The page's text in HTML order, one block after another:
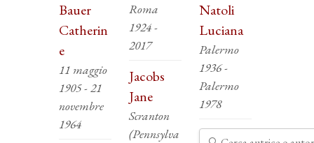
Bauer
Catherin
e
11 maggio
1905 - 21
novembre
1964
Roma
1924 -
2017
Jacobs
Jane
Scranton
(Pennsylva
Natoli
Luciana
Palermo
1936 -
Palermo
1978